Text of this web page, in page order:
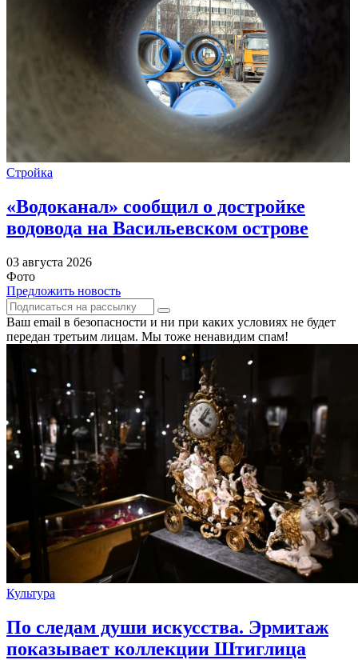
Стройка
«Водоканал» сообщил о достройке
водовода на Васильевском острове
03 августа 2026
Фото
Предложить новость
Ваш email в безопасности и ни при каких условиях не будет
передан третьим лицам. Мы тоже ненавидим спам!
Культура
По следам души искусства. Эрмитаж
показывает коллекции Штиглица